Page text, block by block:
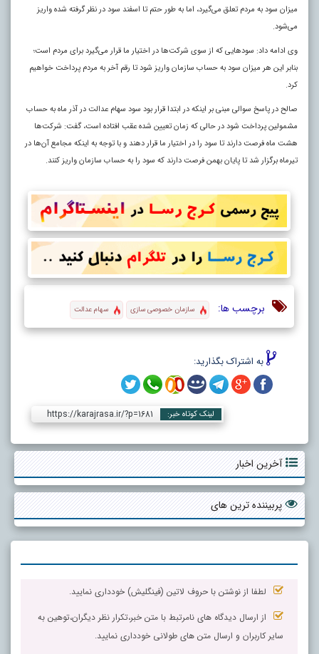
میزان سود به مردم تعلق می‌گیرد، اما به طور حتم تا اسفند سود در نظر گرفته شده واریز
می‌شود.
وی ادامه داد: سود‌هایی که از سوی شرکت‌ها در اختیار ما قرار می‌گیرد برای مردم است؛
بنابر این هر میزان سود به حساب سازمان واریز شود تا رقم آخر به مردم پرداخت خواهیم
کرد.
صالح در پاسخ سوالی مبنی بر اینکه در ابتدا قرار بود سود سهام عدالت در آذر ماه به حساب
مشمولین پرداخت شود در حالی که زمان تعیین شده عقب افتاده است، گفت: شرکت‌ها
هشت ماه فرصت دارند تا سود را در اختیار ما قرار دهند و با توجه به اینکه مجامع آن‌ها در
تیرماه برگزار شد تا پایان بهمن فرصت دارند که سود را به حساب سازمان واریز کنند.
برچسب ها: سازمان خصوصی سازی سهام عدالت
به اشتراک بگذارید:
لینک کوتاه خبر: https://karajrasa.ir/?p=1681
آخرین اخبار
پربیننده ترین های
لطفا از نوشتن با حروف لاتین (فینگلیش) خودداری نمایید.
از ارسال دیدگاه های نامرتبط با متن خبر،تکرار نظر دیگران،توهین به
سایر کاربران و ارسال متن های طولانی خودداری نمایید.